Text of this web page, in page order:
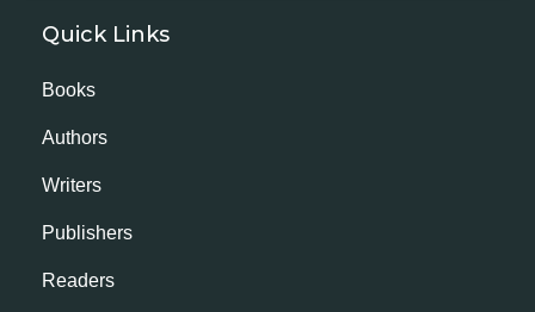
Quick Links
Books
Authors
Writers
Publishers
Readers